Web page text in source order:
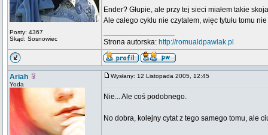
Posty: 4367
Skąd: Sosnowiec
Ender? Głupie, ale przy tej sieci miałem takie
Ale całego cyklu nie czytalem, więc tytułu tomu
Strona autorska: http://romualdpawlak.pl
Ariah
Yoda
Wysłany: 12 Listopada 2005, 12:45
Nie... Ale coś podobnego.
No dobra, kolejny cytat z tego samego tomu, ale